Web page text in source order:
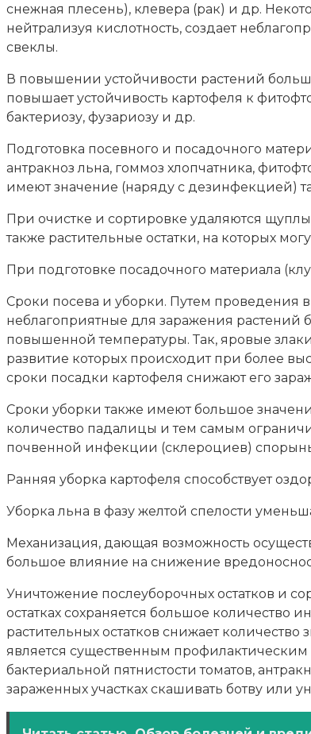
снежная плесень), клевера (рак) и др.
нейтрализуя кислотность, создает
свеклы.
В повышении устойчивости растений
повышает устойчивость картофеля к
бактериозу, фузариозу и др.
Подготовка посевного и посадочного
антракноз льна, гоммоз хлопчатника,
имеют значение (наряду с дезинфекцией)
При очистке и сортировке удаляются
также растительные остатки, на которых
При подготовке посадочного материала
Сроки посева и уборки. Путем проведения
неблагоприятные для заражения растений
повышенной температуры. Так, яровые
развитие которых происходит при более
сроки посадки картофеля снижают его
Сроки уборки также имеют большое
количество падалицы и тем самым
почвенной инфекции (склероциев)
Ранняя уборка картофеля способствует
Уборка льна в фазу желтой спелости
Механизация, дающая возможность
большое влияние на снижение
Уничтожение послеуборочных остатков и
остатках сохраняется большое
растительных остатков снижает
является существенным
бактериальной пятнистости томатов,
зараженных участках скашивать ботву или